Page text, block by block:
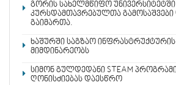
გორის სახელმწიფო უნივერსიტეტში
კურსდამთავრებულთა გამოსაშვები
გაიმართა.
ხაშურში საგზაო
მიმდინარეობს
სიმონ გულდედანი STEAM
ღონისძიებას დაესწრო